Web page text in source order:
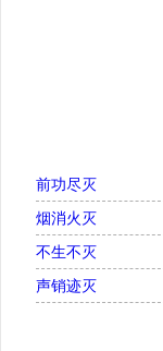
前功尽灭
烟消火灭
不生不灭
声销迹灭